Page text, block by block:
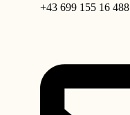
+43 699 155 16 488